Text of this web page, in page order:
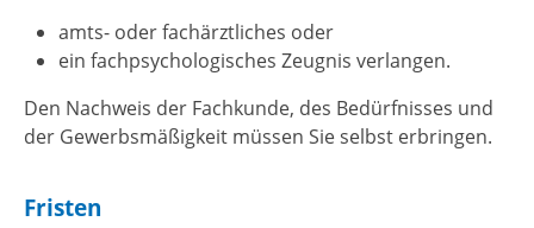
amts- oder fachärztliches oder
ein fachpsychologisches Zeugnis verlangen.
Den Nachweis der Fachkunde, des Bedürfnisses und
der Gewerbsmäßigkeit müssen Sie selbst erbringen.
Fristen